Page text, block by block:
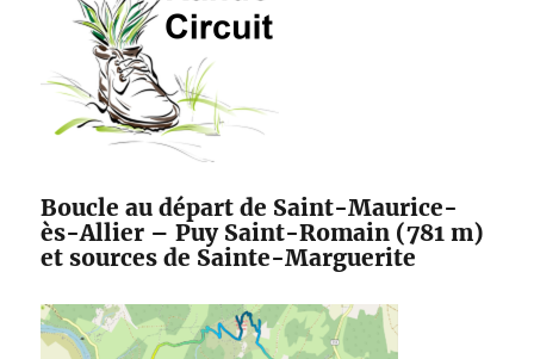
Boucle au départ de Saint-Maurice-
ès-Allier – Puy Saint-Romain (781 m)
et sources de Sainte-Marguerite